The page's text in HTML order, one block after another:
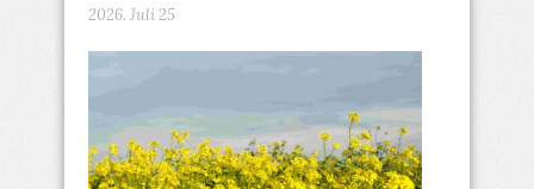
2026. Juli 25